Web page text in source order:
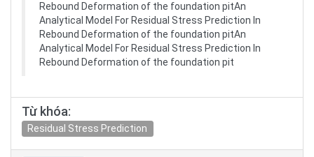
Rebound Deformation of the foundation pitAn
Analytical Model For Residual Stress Prediction In
Rebound Deformation of the foundation pitAn
Analytical Model For Residual Stress Prediction In
Rebound Deformation of the foundation pit
Từ khóa:
Residual Stress Prediction